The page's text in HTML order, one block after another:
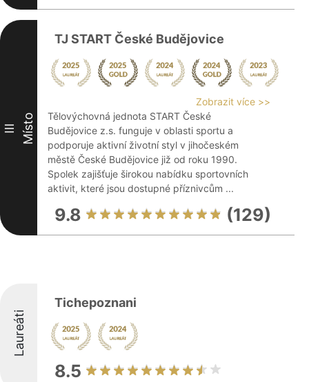
III Místo
TJ START České Budějovice
Zobrazit více >>
Tělovýchovná jednota START České
Budějovice z.s. funguje v oblasti sportu a
podporuje aktivní životní styl v jihočeském
městě České Budějovice již od roku 1990.
Spolek zajišťuje širokou nabídku sportovních
aktivit, které jsou dostupné příznivcům ...
9.8 (129)
Laureáti
Tichepoznani
8.5